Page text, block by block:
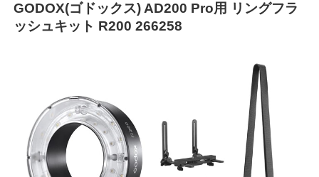
GODOX(ゴドックス) AD200 Pro用 リングフラ
ッシュキット R200 266258